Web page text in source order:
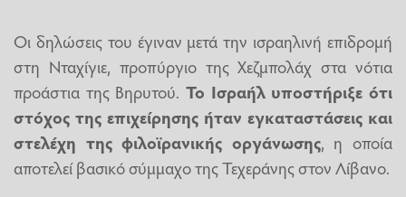
Οι δηλώσεις του έγιναν μετά την ισραηλινή επιδρομή
στη Νταχίγιε, προπύργιο της Χεζμπολάχ στα νότια
προάστια της Βηρυτού. Το Ισραήλ υποστήριξε ότι
στόχος της επιχείρησης ήταν εγκαταστάσεις και
στελέχη της φιλοϊρανικής οργάνωσης, η οποία
αποτελεί βασικό σύμμαχο της Τεχεράνης στον Λίβανο.